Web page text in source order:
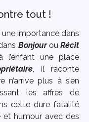
tout !
importance dans
Bonjourou Récit
une place
, il raconte
n’arrive plus à s’en
les affres de
cette dure fatalité
humour avec des